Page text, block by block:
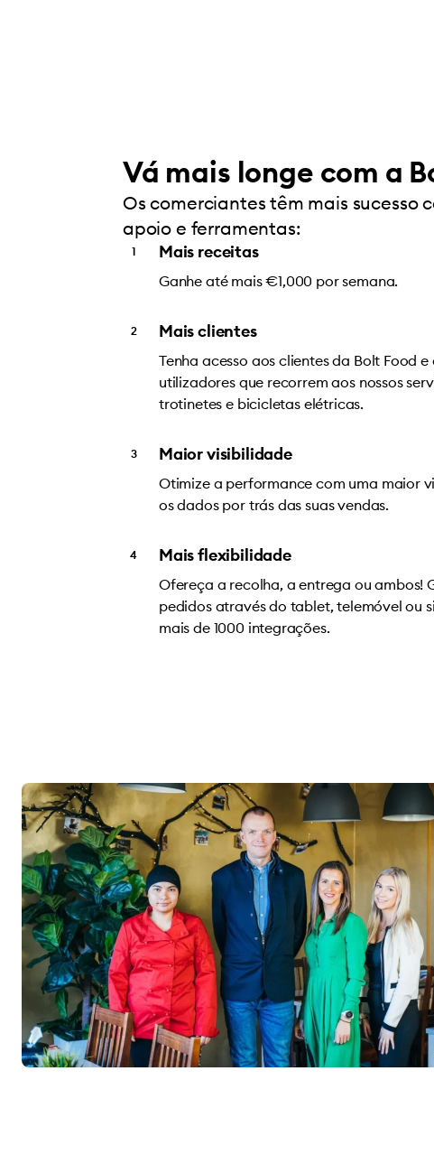
Vá mais longe com a
Os comerciantes têm mais sucesso
apoio e ferramentas:
Mais receitas
Ganhe até mais €1,000 por semana.
Mais clientes
Tenha acesso aos clientes da Bolt Food e
utilizadores que recorrem aos nossos
trotinetes e bicicletas elétricas.
Maior visibilidade
Otimize a performance com uma maior
os dados por trás das suas vendas.
Mais flexibilidade
Ofereça a recolha, a entrega ou ambos!
pedidos através do tablet, telemóvel ou
mais de 1000 integrações.